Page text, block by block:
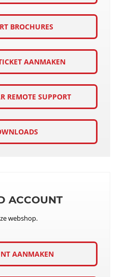
BROCHURES
AANMAKEN
REMOTE SUPPORT
ACCOUNT
webshop.
AANMAKEN